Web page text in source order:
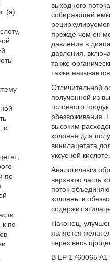
выходного
собирающей
прежде чем он
давления в
давления,
также
также
Отличительной
полученной из
головного
обезвоживания.
высоким
колонне для
винилацетата
уксусной кислоте.
Аналогичным
верхнюю часть
поток
колонны в
содержит
Наконец,
является
через весь
В ЕР 1760065 А1
(а)
с
по
к по